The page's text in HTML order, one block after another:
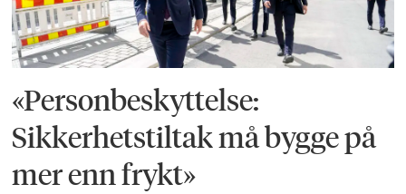
«Personbeskyttelse:
Sikkerhetstiltak må bygge på
mer enn frykt»